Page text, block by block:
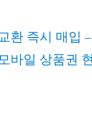
환 즉시 매입
바일 상품권